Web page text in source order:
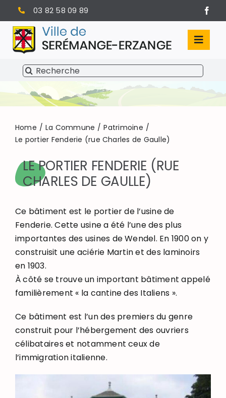
Passer
au
contenu
03 82 58 09 89
SÉRÉMANGE-ERZANGE
VIE MUNICIPALE
VIVRE À SERÉMANGE-ERZANGE
Rechercher:
Home La Commune
Patrimoine
Le portier Fenderie (rue Charles de Gaulle)
LE PORTIER FENDERIE (RUE
CHARLES DE GAULLE)
Ce bâtiment est le portier de l’usine de
Fenderie. Cette usine a été l’une des plus
importantes des usines de Wendel. En 1900 on y
construisit une aciérie Martin et des laminoirs
en 1903.
À côté se trouve un important bâtiment appelé
familièrement « la cantine des Italiens ».
Ce bâtiment est l’un des premiers du genre
construit pour l’hébergement des ouvriers
célibataires et notamment ceux de
l’immigration italienne.